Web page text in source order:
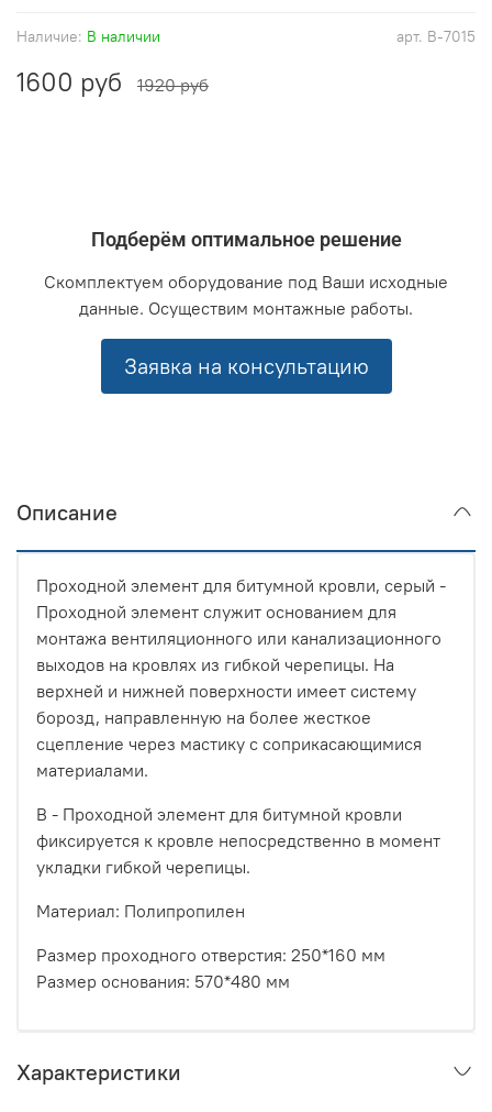
арт. B-7015
Наличие: В наличии
1600 руб 1920 руб
Подберём оптимальное решение
Скомплектуем оборудование под Ваши исходные
данные. Осуществим монтажные работы.
Заявка на консультацию
Описание
Проходной элемент для битумной кровли, серый -
Проходной элемент служит основанием для
монтажа вентиляционного или канализационного
выходов на кровлях из гибкой черепицы. На
верхней и нижней поверхности имеет систему
борозд, направленную на более жесткое
сцепление через мастику с соприкасающимися
материалами.
B - Проходной элемент для битумной кровли
фиксируется к кровле непосредственно в момент
укладки гибкой черепицы.
Материал: Полипропилен
Размер проходного отверстия: 250*160 мм
Размер основания: 570*480 мм
Характеристики